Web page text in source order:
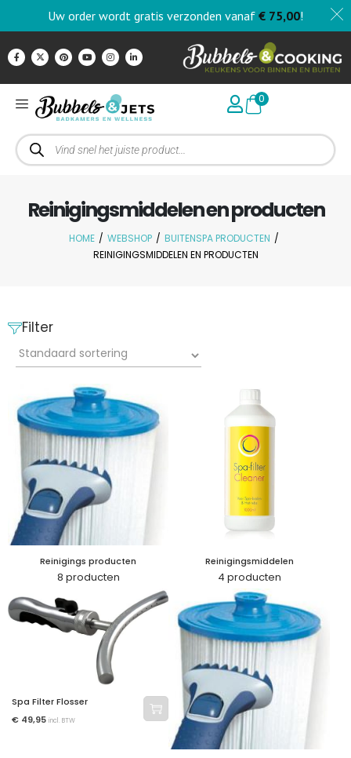
Uw order wordt gratis verzonden vanaf € 75,00!
0
Reinigingsmiddelen en producten
HOME / WEBSHOP / BUITENSPA PRODUCTEN /
REINIGINGSMIDDELEN EN PRODUCTEN
Filter
Reinigings producten
8 producten
Reinigingsmiddelen
4 producten
Spa Filter Flosser
€ 49,95 incl. BTW